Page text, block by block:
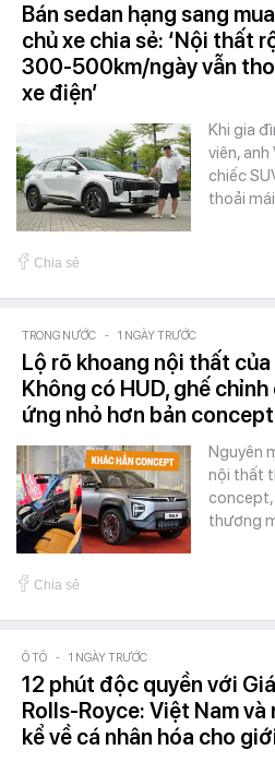
Bán sedan hạng sang
chủ xe chia sẻ: ‘Nội thất
300-500km/ngày vẫn
xe điện’
Khi gia
viên,
chiếc
thoải
Chia sẻ
TRONG NƯỚC - 1 NGÀY TRƯỚC
Lộ rõ khoang nội thất của
Không có HUD, ghế chỉnh
ứng nhỏ hơn bản concept
Nguyên
nội thất
thương
Chia sẻ
Ô TÔ - 1 NGÀY TRƯỚC
12 phút độc quyền với
Rolls-Royce: Việt Nam
kể về cá nhân hóa cho